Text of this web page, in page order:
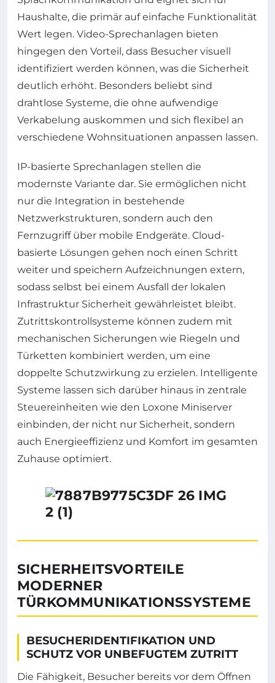
Haushalte, die primär auf einfache Funktionalität
Wert legen. Video-Sprechanlagen bieten
hingegen den Vorteil, dass Besucher visuell
identifiziert werden können, was die Sicherheit
deutlich erhöht. Besonders beliebt sind
drahtlose Systeme, die ohne aufwendige
Verkabelung auskommen und sich flexibel an
verschiedene Wohnsituationen anpassen lassen.
IP-basierte Sprechanlagen stellen die
modernste Variante dar. Sie ermöglichen nicht
nur die Integration in bestehende
Netzwerkstrukturen, sondern auch den
Fernzugriff über mobile Endgeräte. Cloud-
basierte Lösungen gehen noch einen Schritt
weiter und speichern Aufzeichnungen extern,
sodass selbst bei einem Ausfall der lokalen
Infrastruktur Sicherheit gewährleistet bleibt.
Zutrittskontrollsysteme können zudem mit
mechanischen Sicherungen wie Riegeln und
Türketten kombiniert werden, um eine
doppelte Schutzwirkung zu erzielen. Intelligente
Systeme lassen sich darüber hinaus in zentrale
Steuereinheiten wie den Loxone Miniserver
einbinden, der nicht nur Sicherheit, sondern
auch Energieeffizienz und Komfort im gesamten
Zuhause optimiert.
SICHERHEITSVORTEILE
MODERNER
TÜRKOMMUNIKATIONSSYSTEME
BESUCHERIDENTIFIKATION UND
SCHUTZ VOR UNBEFUGTEM ZUTRITT
Die Fähigkeit, Besucher bereits vor dem Öffnen